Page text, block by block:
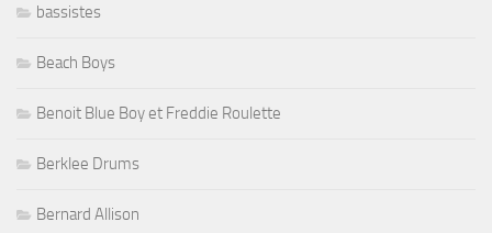
bassistes
Beach Boys
Benoit Blue Boy et Freddie Roulette
Berklee Drums
Bernard Allison